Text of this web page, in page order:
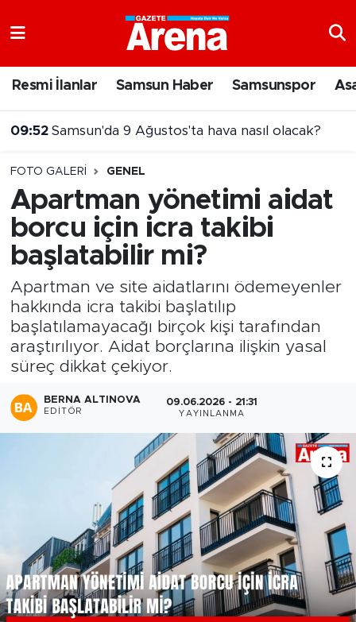
Resmi İlanlar Samsun Haber Samsunspor
09:52 Samsun'da 9 Ağustos'ta hava nasıl olacak?
FOTO GALERI GENEL
Apartman yönetimi aidat
borcu için icra takibi
başlatabilir mi?
Apartman ve site aidatlarını ödemeyenler
hakkında icra takibi başlatılıp
başlatılamayacağı birçok kişi tarafından
araştırılıyor. Aidat borçlarına ilişkin yasal
süreç dikkat çekiyor.
BERNA ALTINOVA
EDITÖR
09.06.2026 - 21:31
YAYINLANMA
Samsun Namaz Vakitleri
Süper Lig Puan Durumu ve Fikstür
Tüm Manşetler
Son Dakika Haberleri
Haber Arşivi